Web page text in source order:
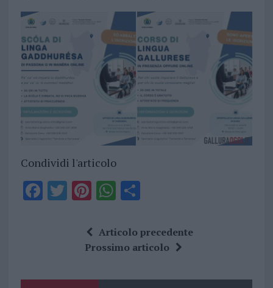
Condividi l'articolo
F T Pi
te
re
W
at
s
S
a
re
Articolo precedente
Prossimo articolo